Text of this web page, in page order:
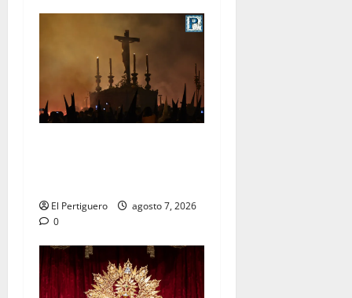
El Pertiguero
agosto 7, 2026
0